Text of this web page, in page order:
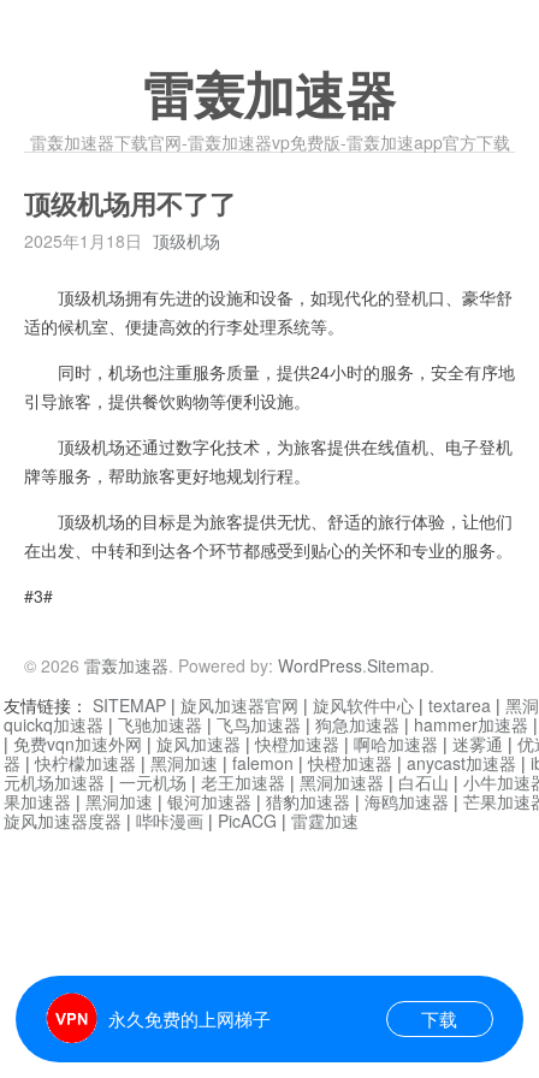
雷轰加速器
雷轰加速器下载官网-雷轰加速器vp免费版-雷轰加速app官方下载
顶级机场用不了了
2025年1月18日 顶级机场
顶级机场拥有先进的设施和设备，如现代化的登机口、豪华舒
适的候机室、便捷高效的行李处理系统等。
同时，机场也注重服务质量，提供24小时的服务，安全有序地
引导旅客，提供餐饮购物等便利设施。
顶级机场还通过数字化技术，为旅客提供在线值机、电子登机
牌等服务，帮助旅客更好地规划行程。
顶级机场的目标是为旅客提供无忧、舒适的旅行体验，让他们
在出发、中转和到达各个环节都感受到贴心的关怀和专业的服务。
#3#
© 2026 雷轰加速器. Powered by: WordPress.Sitemap.
永久免费的上网梯子 下载
友情链接： SITEMAP | 旋风加速器官网 | 旋风软件中心 | textarea | 黑
quickq加速器 | 飞驰加速器 | 飞鸟加速器 | 狗急加速器 | hammer加速器
| 免费vqn加速外网 | 旋风加速器 |快橙加速器 | 啊哈加速器 | 迷雾通 | 优
器 |快柠檬加速器 | 黑洞加速 | falemon |快橙加速器 | anycast加速器 |
元机场加速器 | 一元机场 | 老王加速器 | 黑洞加速器 | 白石山 | 小牛加速
果加速器 | 黑洞加速 | 银河加速器 | 猎豹加速器 | 海鸥加速器 | 芒果加速
旋风加速器度器 | 哔咔漫画 | PicACG | 雷霆加速